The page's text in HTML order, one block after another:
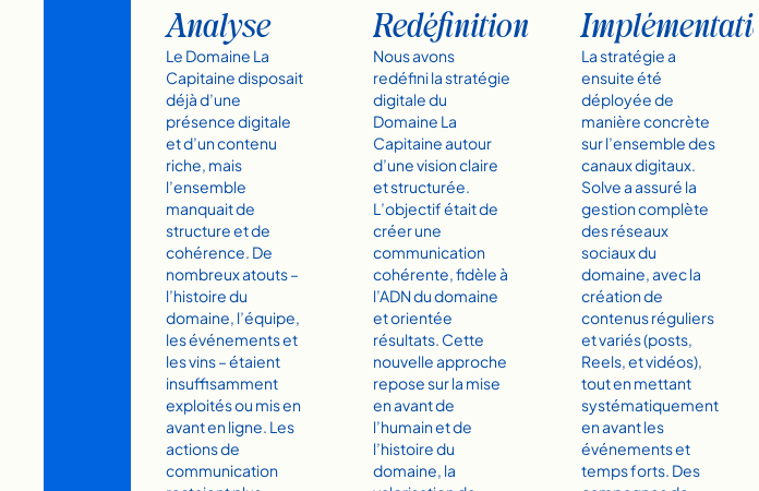
Analyse
Le Domaine La
Capitaine disposait
déjà d’une
présence digitale
et d’un contenu
riche, mais
l’ensemble
manquait de
structure et de
cohérence. De
nombreux atouts –
l’histoire du
domaine, l’équipe,
les événements et
les vins – étaient
insuffisamment
exploités ou mis en
avant en ligne. Les
actions de
communication
Redéfinition
Nous avons
redéfini la stratégie
digitale du
Domaine La
Capitaine autour
d’une vision claire
et structurée.
L’objectif était de
créer une
communication
cohérente, fidèle à
l’ADN du domaine
et orientée
résultats. Cette
nouvelle approche
repose sur la mise
en avant de
l’humain et de
l’histoire du
domaine, la
Implémentation
La stratégie a
ensuite été
déployée de
manière concrète
sur l’ensemble des
canaux digitaux.
Solve a assuré la
gestion complète
des réseaux
sociaux du
domaine, avec la
création de
contenus réguliers
et variés (posts,
Reels, et vidéos),
tout en mettant
systématiquement
en avant les
événements et
temps forts. Des